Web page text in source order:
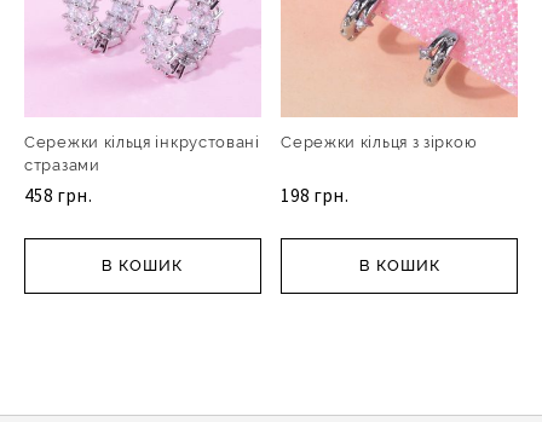
Сережки кільця інкрустовані
стразами
458 грн.
В КОШИК
Сережки кільця з зіркою
198 грн.
В КОШИК